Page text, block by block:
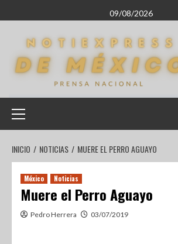
09/08/2026
INICIO NOTICIAS MUERE EL PERRO AGUAYO
México Noticias
Muere el Perro Aguayo
Pedro Herrera 03/07/2019